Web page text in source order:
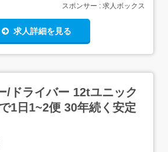
スポンサー : 求人ボックス
求人詳細を見る
/ドライバー 12tユニック
1日1~2便 30年続く安定